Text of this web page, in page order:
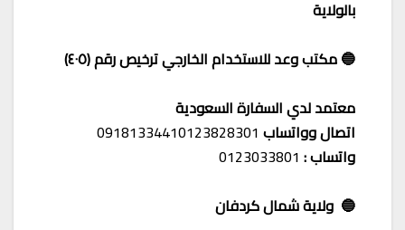
بالولاية
🔵 مكتب وعد للاستخدام الخارجي ترخيص رقم (٤٠٥)
معتمد لدي السفارة السعودية
اتصال وواتساب09181334410123828301
واتساب :0123033801
🔵 ولاية شمال كردفان